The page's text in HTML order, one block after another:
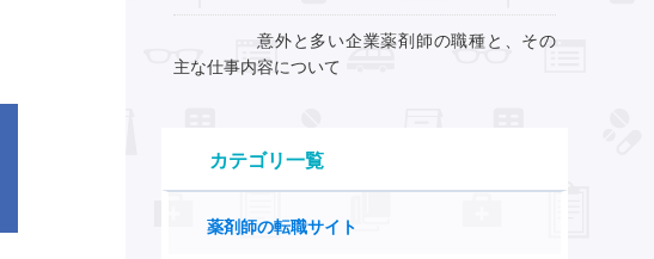
意外と多い企業薬剤師の職種と、その
主な仕事内容について
カテゴリ一覧
薬剤師の転職サイト